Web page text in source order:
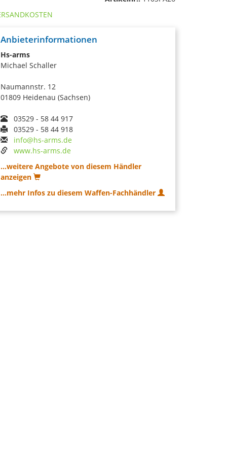
Anbieterinformationen
Hs-arms
Michael Schaller
Naumannstr. 12
01809 Heidenau (Sachsen)
03529 - 58 44 917
03529 - 58 44 918
info@hs-arms.de
www.hs-arms.de
...weitere Angebote von diesem Händler
anzeigen
...mehr Infos zu diesem Waffen-Fachhändler